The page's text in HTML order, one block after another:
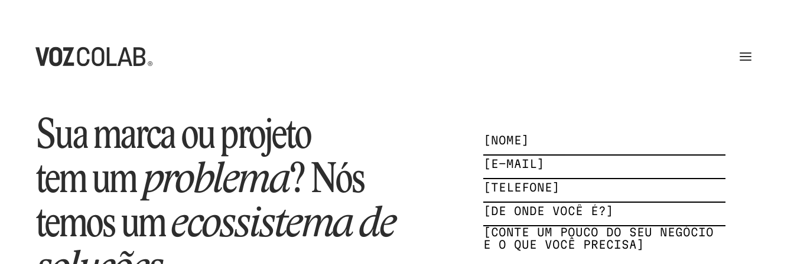
HOME
NOSSA ATUAÇÃO
BRANDING COM VOZ
PORTFÓLIO
Sua marca ou projeto
tem um problema? Nós
temos um ecossistema de